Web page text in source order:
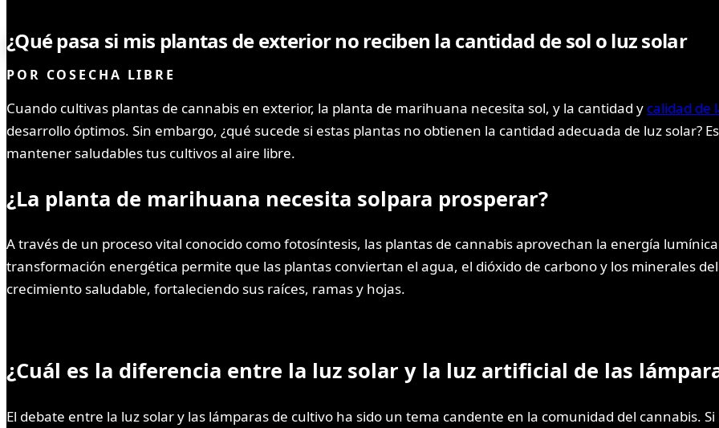
¿Qué pasa si mis plantas de exterior no reciben la cantidad de sol o luz solar
POR COSECHA LIBRE
Cuando cultivas plantas de cannabis en exterior, la planta de marihuana necesita sol, y la cantidad y calidad de
desarrollo óptimos. Sin embargo, ¿qué sucede si estas plantas no obtienen la cantidad adecuada de luz
mantener saludables tus cultivos al aire libre.
¿La planta de marihuana necesita solpara prosperar?
A través de un proceso vital conocido como fotosíntesis, las plantas de cannabis aprovechan la energía
transformación energética permite que las plantas conviertan el agua, el dióxido de carbono y los minerales
crecimiento saludable, fortaleciendo sus raíces, ramas y hojas.
¿Cuál es la diferencia entre la luz solar y la luz artificial de las
El debate entre la luz solar y las lámparas de cultivo ha sido un tema candente en la comunidad del cannabis.